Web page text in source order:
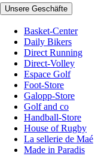
Unsere Geschäfte
Basket-Center
Daily Bikers
Direct Running
Direct-Volley
Espace Golf
Foot-Store
Galopp-Store
Golf and co
Handball-Store
House of Rugby
La sellerie de Maé
Made in Paradis